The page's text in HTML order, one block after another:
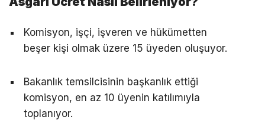
Komisyon, işçi, işveren ve hükümetten
beşer kişi olmak üzere 15 üyeden oluşuyor.
Bakanlık temsilcisinin başkanlık ettiği
komisyon, en az 10 üyenin katılımıyla
toplanıyor.